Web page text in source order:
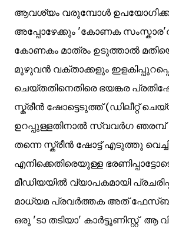
ആവശ്യം വരുമ്പോള്‍
അപ്പോഴേക്കും 'കോണക
കോണകം മാത്രം ഉടുത്താല്‍
മുഴുവന്‍ വക്താക്കളും
ചെയ്തതിനെതിരെ ഭയങ്കര
സ്ക്രീന്‍ ഷോട്ടെടുത്ത് (ഡിലീറ്റ്
ഉറപ്പുള്ളതിനാല്‍ സ്വവര്‍ഗ
തന്നെ സ്ക്രീന്‍ ഷോട്ട് എടുത്തു
എനിക്കെതിരെയുള്ള
മീഡിയയില്‍ വ്യാപകമായി
മാധ്യമ പ്രവര്‍ത്തക അത്
ഒരു 'ടാ തടിയാ' കാര്‍ട്ടൂണിസ്റ്റ് ആ